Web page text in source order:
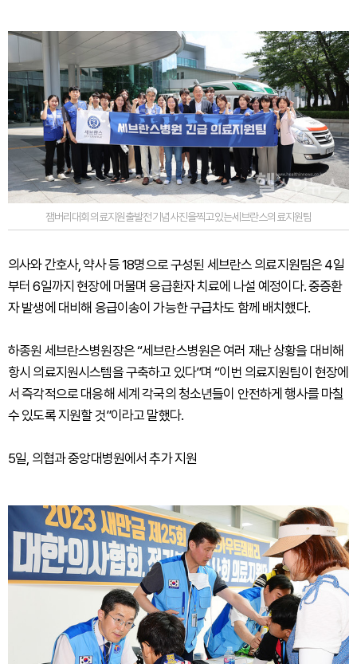
잼버리대회의료지원출발전기념사진을찍고있는세브란스의료지원팀
의사와 간호사, 약사 등 18명으로 구성된 세브란스 의료지원팀은 4일
부터 6일까지 현장에 머물며 응급환자 치료에 나설 예정이다. 중증환
자 발생에 대비해 응급이송이 가능한 구급차도 함께 배치했다.
하종원 세브란스병원장은 “세브란스병원은 여러 재난 상황을 대비해
항시 의료지원시스템을 구축하고 있다”며 “이번 의료지원팀이 현장에
서 즉각적으로 대응해 세계 각국의 청소년들이 안전하게 행사를 마칠
수 있도록 지원할 것”이라고 말했다.
5일, 의협과 중앙대병원에서 추가 지원